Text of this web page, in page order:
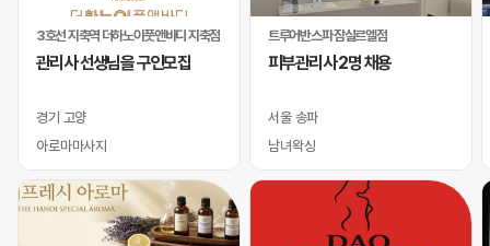
3호선 지축역 더하노이풋앤바디 지축점
관리사 선생님을 구인모집
경기 고양
아로마마사지
트루어반스파 잠실르엘점
피부관리사 2명 채용
서울 송파
남녀왁싱